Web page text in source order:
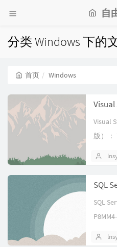
自
分类 Windows 下的
首页 Windows
Visual
版）：
SQL